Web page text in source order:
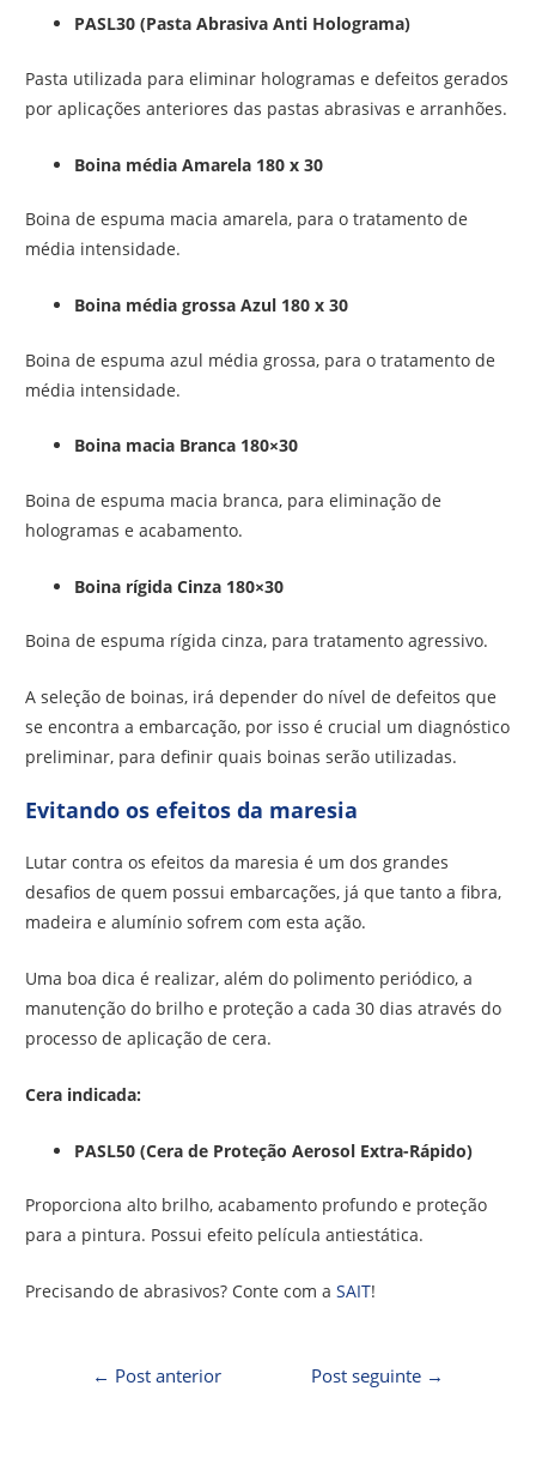
PASL30 (Pasta Abrasiva Anti Holograma)
Pasta utilizada para eliminar hologramas e defeitos gerados
por aplicações anteriores das pastas abrasivas e arranhões.
Boina média Amarela 180 x 30
Boina de espuma macia amarela, para o tratamento de
média intensidade.
Boina média grossa Azul 180 x 30
Boina de espuma azul média grossa, para o tratamento de
média intensidade.
Boina macia Branca 180×30
Boina de espuma macia branca, para eliminação de
hologramas e acabamento.
Boina rígida Cinza 180×30
Boina de espuma rígida cinza, para tratamento agressivo.
A seleção de boinas, irá depender do nível de defeitos que
se encontra a embarcação, por isso é crucial um diagnóstico
preliminar, para definir quais boinas serão utilizadas.
Evitando os efeitos da maresia
Lutar contra os efeitos da maresia é um dos grandes
desafios de quem possui embarcações, já que tanto a fibra,
madeira e alumínio sofrem com esta ação.
Uma boa dica é realizar, além do polimento periódico, a
manutenção do brilho e proteção a cada 30 dias através do
processo de aplicação de cera.
Cera indicada:
PASL50 (Cera de Proteção Aerosol Extra-Rápido)
Proporciona alto brilho, acabamento profundo e proteção
para a pintura. Possui efeito película antiestática.
Precisando de abrasivos? Conte com aSAIT!
← Post anterior Post seguinte →